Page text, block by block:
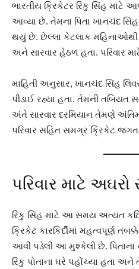
ભારતીય ક્રિકેટર રિંકુ સિંહ માટે
આવ્યા છે. તેમના પિતા ખાનચંદ
થયું છે. છેલ્લા કેટલાક મહિનાઓથી
અને સારવાર હેઠળ હતા. પરિવાર
માહિતી અનુસાર, ખાનચંદ સિંહ
પીડાઈ રહ્યા હતા. તેમની તબિયત
અંતે સારવાર દરમિયાન તેમણે અંતિમ
પરિવાર સહિત સમગ્ર ક્રિકેટ
પરિવાર માટે
રિંકુ સિંહ માટે આ સમય અત્યંત
ક્રિકેટ કારકિર્દીમાં મહત્વપૂર્ણ
આવી પડેલી આ મુશ્કેલી છે.
રિંકુ પોતાના ઘરે પહોંચ્યા હતા